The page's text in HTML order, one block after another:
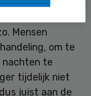
Mensen
om te
nachten te
tijdelijk niet
juist aan de